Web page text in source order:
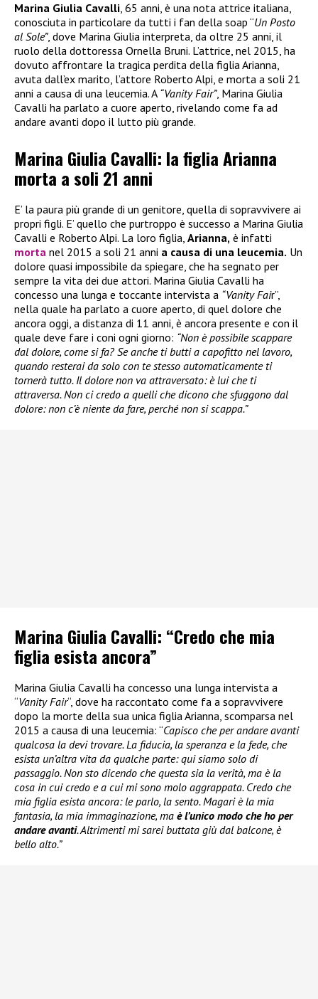
Marina Giulia Cavalli, 65 anni, è una nota attrice italiana,
conosciuta in particolare da tutti i fan della soap “Un Posto
al Sole”, dove Marina Giulia interpreta, da oltre 25 anni, il
ruolo della dottoressa Ornella Bruni. L’attrice, nel 2015, ha
dovuto affrontare la tragica perdita della figlia Arianna,
avuta dall’ex marito, l’attore Roberto Alpi, e morta a soli 21
anni a causa di una leucemia. A “Vanity Fair”, Marina Giulia
Cavalli ha parlato a cuore aperto, rivelando come fa ad
andare avanti dopo il lutto più grande.
Marina Giulia Cavalli: la figlia Arianna
morta a soli 21 anni
E’ la paura più grande di un genitore, quella di sopravvivere ai
propri figli. E’ quello che purtroppo è successo a Marina Giulia
Cavalli e Roberto Alpi. La loro figlia, Arianna, è infatti
morta nel 2015 a soli 21 anni a causa di una leucemia. Un
dolore quasi impossibile da spiegare, che ha segnato per
sempre la vita dei due attori. Marina Giulia Cavalli ha
concesso una lunga e toccante intervista a “Vanity Fair”,
nella quale ha parlato a cuore aperto, di quel dolore che
ancora oggi, a distanza di 11 anni, è ancora presente e con il
quale deve fare i coni ogni giorno: “Non è possibile scappare
dal dolore, come si fa? Se anche ti butti a capofitto nel lavoro,
quando resterai da solo con te stesso automaticamente ti
tornerà tutto. Il dolore non va attraversato: è lui che ti
attraversa. Non ci credo a quelli che dicono che sfuggono dal
dolore: non c’è niente da fare, perché non si scappa.”
Marina Giulia Cavalli: “Credo che mia
figlia esista ancora”
Marina Giulia Cavalli ha concesso una lunga intervista a
“Vanity Fair“, dove ha raccontato come fa a sopravvivere
dopo la morte della sua unica figlia Arianna, scomparsa nel
2015 a causa di una leucemia: “Capisco che per andare avanti
qualcosa la devi trovare. La fiducia, la speranza e la fede, che
esista un’altra vita da qualche parte: qui siamo solo di
passaggio. Non sto dicendo che questa sia la verità, ma è la
cosa in cui credo e a cui mi sono molo aggrappata. Credo che
mia figlia esista ancora: le parlo, la sento. Magari è la mia
fantasia, la mia immaginazione, ma è l’unico modo che ho per
andare avanti. Altrimenti mi sarei buttata giù dal balcone, è
bello alto.”